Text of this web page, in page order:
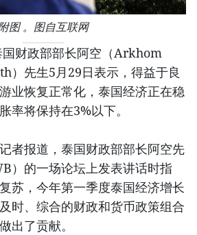
图 。图自互联网
财政部部长阿空（Arkhom
先生5月29日表示，得益于良
业恢复正常化，泰国经济正在稳
率将保持在3%以下。
者报道，泰国财政部部长阿空先
）的一场论坛上发表讲话时指
苏，今年第一季度泰国经济增长
时、综合的财政和货币政策组合
出了贡献。